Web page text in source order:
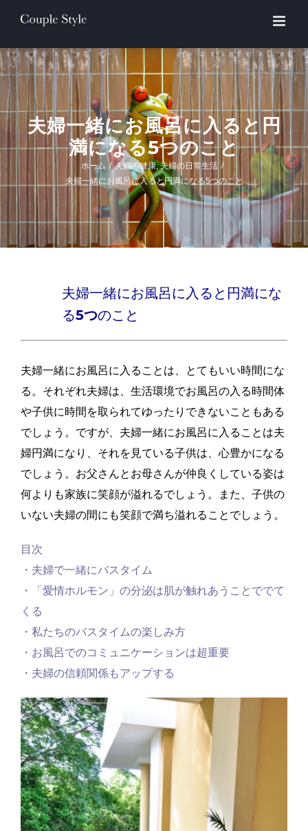
content
夫婦一緒にお風呂に入ると円
満になる5つのこと
ホーム / 夫婦の健康,夫婦の日常生活 /
夫婦一緒にお風呂に入ると円満になる5つのこと
夫婦一緒にお風呂に入ると円満にな
る5つのこと
夫婦一緒にお風呂に入ることは、とてもいい時間にな
る。それぞれ夫婦は、生活環境でお風呂の入る時間体
や子供に時間を取られてゆったりできないこともある
でしょう。ですが、夫婦一緒にお風呂に入ることは夫
婦円満になり、それを見ている子供は、心豊かになる
でしょう。お父さんとお母さんが仲良くしている姿は
何よりも家族に笑顔が溢れるでしょう。また、子供の
いない夫婦の間にも笑顔で満ち溢れることでしょう。
目次
・夫婦で一緒にバスタイム
・「愛情ホルモン」の分泌は肌が触れあうことででて
くる
・私たちのバスタイムの楽しみ方
・お風呂でのコミュニケーションは超重要
・夫婦の信頼関係もアップする